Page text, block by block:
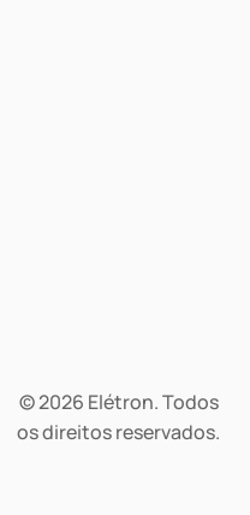
© 2026 Elétron. Todos
os direitos reservados.